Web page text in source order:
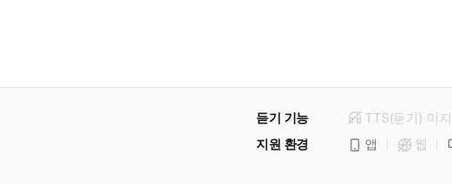
듣기 기능 TTS(듣기) 미
지원 환경 앱
웹